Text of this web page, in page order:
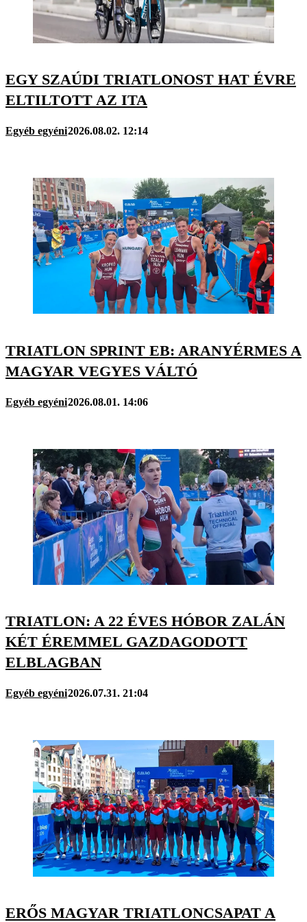
EGY SZAÚDI TRIATLONOST HAT ÉVRE
ELTILTOTT AZ ITA
Egyéb egyéni2026.08.02. 12:14
TRIATLON SPRINT EB: ARANYÉRMES A
MAGYAR VEGYES VÁLTÓ
Egyéb egyéni2026.08.01. 14:06
TRIATLON: A 22 ÉVES HÓBOR ZALÁN
KÉT ÉREMMEL GAZDAGODOTT
ELBLAGBAN
Egyéb egyéni2026.07.31. 21:04
ERŐS MAGYAR TRIATLONCSAPAT A